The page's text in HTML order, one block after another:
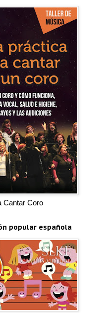
Cantar Coro
popular española